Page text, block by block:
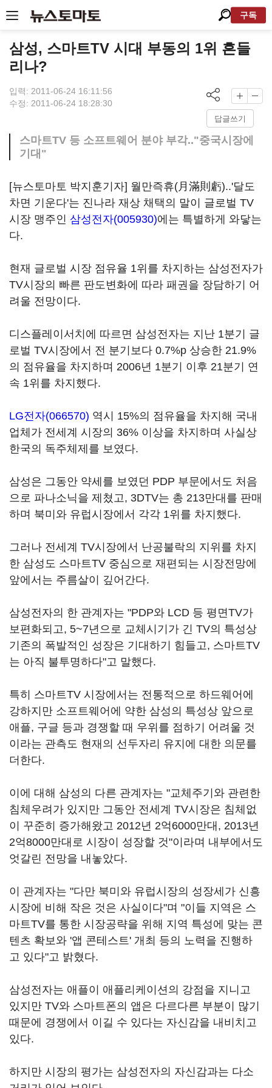
구독
삼성, 스마트TV 시대 부동의 1위 흔들
리나?
입력: 2011-06-24 16:11:56
수정: 2011-06-24 18:28:30
답글쓰기
스마트TV 등 소프트웨어 분야 부각.."중국시장에
기대"
[뉴스토마토 박지훈기자] 월만즉휴(月滿則虧)..'달도
차면 기운다'는 진나라 재상 채택의 말이 글로벌 TV
시장 맹주인 삼성전자(005930)에는 특별하게 와닿는
다.
현재 글로벌 시장 점유율 1위를 차지하는 삼성전자가
TV시장의 빠른 판도변화에 따라 패권을 장담하기 어
려울 전망이다.
디스플레이서치에 따르면 삼성전자는 지난 1분기 글
로벌 TV시장에서 전 분기보다 0.7%p 상승한 21.9%
의 점유율을 차지하며 2006년 1분기 이후 21분기 연
속 1위를 차지했다.
LG전자(066570) 역시 15%의 점유율을 차지해 국내
업체가 전세계 시장의 36% 이상을 차지하며 사실상
한국의 독주체제를 보였다.
삼성은 그동안 약세를 보였던 PDP 부문에서도 처음
으로 파나소닉을 제쳤고, 3DTV는 총 213만대를 판매
하며 북미와 유럽시장에서 각각 1위를 차지했다.
그러나 전세계 TV시장에서 난공불락의 지위를 차지
한 삼성도 스마트TV 중심으로 재편되는 시장전망에
앞에서는 주름살이 깊어간다.
삼성전자의 한 관계자는 "PDP와 LCD 등 평면TV가
보편화되고, 5~7년으로 교체시기가 긴 TV의 특성상
기존의 폭발적인 성장은 기대하기 힘들고, 스마트TV
는 아직 불투명하다"고 말했다.
특히 스마트TV 시장에서는 전통적으로 하드웨어에
강하지만 소프트웨어에 약한 삼성의 특성상 앞으로
애플, 구글 등과 경쟁할 때 우위를 점하기 어려울 것
이라는 관측도 현재의 선두자리 유지에 대한 의문를
더한다.
이에 대해 삼성의 다른 관계자는 "교체주기와 관련한
침체우려가 있지만 그동안 전세계 TV시장은 침체없
이 꾸준히 증가해왔고 2012년 2억6000만대, 2013년
2억8000만대로 시장이 성장할 것"이라며 내부에서도
엇갈린 전망을 내놓았다.
이 관계자는 "다만 북미와 유럽시장의 성장세가 신흥
시장에 비해 작은 것은 사실이다"며 "이들 지역은 스
마트TV를 통한 시장공략을 위해 지역 특성에 맞는 콘
텐츠 확보와 '앱 콘테스트' 개최 등의 노력을 진행하
고 있다"고 밝혔다.
삼성전자는 애플이 애플리케이션의 강점을 지니고
있지만 TV와 스마트폰의 앱은 다르다른 부분이 많기
때문에 경쟁에서 이길 수 있다는 자신감을 내비치고
있다.
하지만 시장의 평가는 삼성전자의 자신감과는 다소